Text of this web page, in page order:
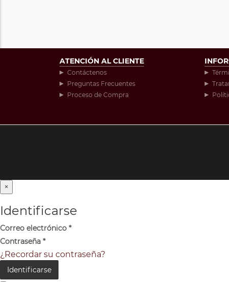
ATENCIÓN AL CLIENTE
Contáctenos
Preguntas Frecuentes
Proceso de Compra
×
Identificarse
Correo electrónico *
Contraseña *
¿Recordar su contraseña?
Identificarse